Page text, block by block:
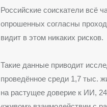
Российские соискатели всё
опрошенных согласны
видит в этом никаких рисков.
Такие данные приводит
проведённое среди 1,7 тыс.
на растущее доверие к ИИ,